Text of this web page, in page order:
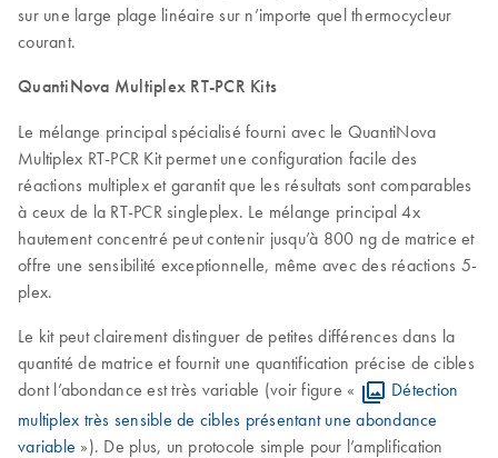
sur une large plage linéaire sur n’importe quel thermocycleur
courant.
QuantiNova Multiplex RT-PCR Kits
Le mélange principal spécialisé fourni avec le QuantiNova
Multiplex RT-PCR Kit permet une configuration facile des
réactions multiplex et garantit que les résultats sont comparables
à ceux de la RT-PCR singleplex. Le mélange principal 4x
hautement concentré peut contenir jusqu’à 800 ng de matrice et
offre une sensibilité exceptionnelle, même avec des réactions 5-
plex.
Le kit peut clairement distinguer de petites différences dans la
quantité de matrice et fournit une quantification précise de cibles
dont l’abondance est très variable (voir figure «
Détection
multiplex très sensible de cibles présentant une abondance
variable »). De plus, un protocole simple pour l’amplification